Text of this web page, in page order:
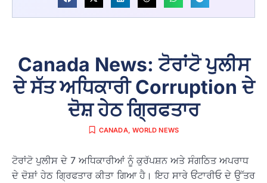
Canada News: ਟੋਰਾਂਟੋ ਪੁਲੀਸ
ਦੇ ਸੱਤ ਅਧਿਕਾਰੀ Corruption ਦੇ
ਦੋਸ਼ ਹੇਠ ਗ੍ਰਿਫਤਾਰ
CANADA,WORLD NEWS
ਟੋਰਾਂਟੋ ਪੁਲੀਸ ਦੇ 7 ਅਧਿਕਾਰੀਆਂ ਨੂੰ ਕੁਰੱਪਸ਼ਨ ਅਤੇ ਸੰਗਠਿਤ ਅਪਰਾਧ
ਦੇ ਦੋਸ਼ਾਂ ਹੇਠ ਗ੍ਰਿਫਤਾਰ ਕੀਤਾ ਗਿਆ ਹੈ। ਇਹ ਸਾਰੇ ਓਂਟਾਰੀਓ ਦੇ ਉੱਤਰ